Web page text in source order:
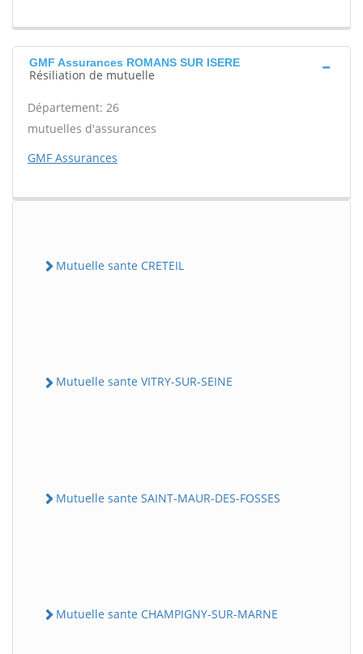
GMF Assurances ROMANS SUR ISERE
Résiliation de mutuelle
Département: 26
mutuelles d'assurances
GMF Assurances
Mutuelle sante CRETEIL
Mutuelle sante VITRY-SUR-SEINE
Mutuelle sante SAINT-MAUR-DES-FOSSES
Mutuelle sante CHAMPIGNY-SUR-MARNE